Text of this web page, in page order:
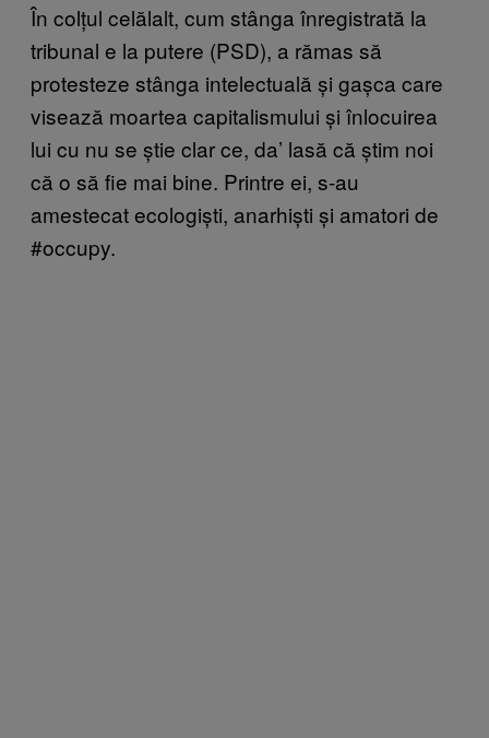
În colțul celălalt, cum stânga înregistrată la
tribunal e la putere (PSD), a rămas să
protesteze stânga intelectuală și gașca care
visează moartea capitalismului și înlocuirea
lui cu nu se știe clar ce, da’ lasă că știm noi
că o să fie mai bine. Printre ei, s-au
amestecat ecologiști, anarhiști și amatori de
#occupy.